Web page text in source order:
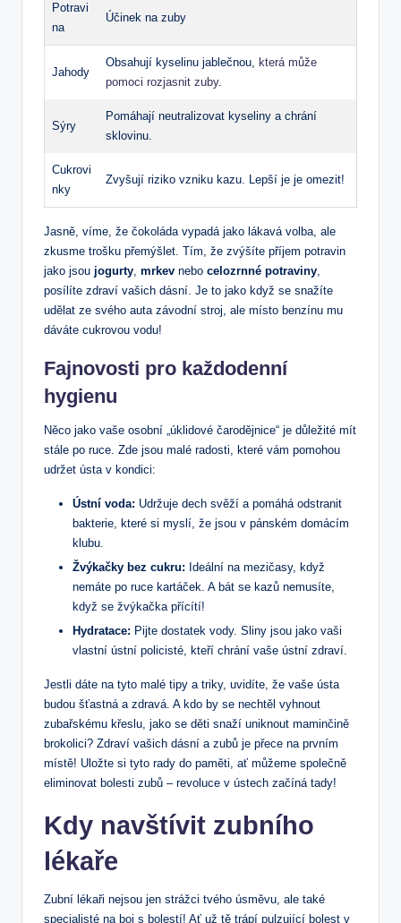
Potravi
na
Účinek na zuby
Jahody
Obsahují kyselinu jablečnou, která může
pomoci rozjasnit zuby.
Sýry
Pomáhají neutralizovat kyseliny a chrání
sklovinu.
Cukrovi
nky
Zvyšují riziko vzniku kazu. Lepší je je omezit!
Jasně, víme, že čokoláda vypadá jako lákavá volba, ale
zkusme trošku přemýšlet. Tím, že zvýšíte příjem potravin
jako jsou jogurty, mrkev nebo celozrnné potraviny,
posílíte zdraví vašich dásní. Je to jako když se snažíte
udělat ze svého auta závodní stroj, ale místo benzínu mu
dáváte cukrovou vodu!
Fajnovosti pro každodenní
hygienu
Něco jako vaše osobní „úklidové čarodějnice“ je důležité mít
stále po ruce. Zde jsou malé radosti, které vám pomohou
udržet ústa v kondici:
Ústní voda: Udržuje dech svěží a pomáhá odstranit
bakterie, které si myslí, že jsou v pánském domácím
klubu.
Žvýkačky bez cukru: Ideální na mezičasy, když
nemáte po ruce kartáček. A bát se kazů nemusíte,
když se žvýkačka přícítí!
Hydratace: Pijte dostatek vody. Sliny jsou jako vaši
vlastní ústní policisté, kteří chrání vaše ústní zdraví.
Jestli dáte na tyto malé tipy a triky, uvidíte, že vaše ústa
budou šťastná a zdravá. A kdo by se nechtěl vyhnout
zubařskému křeslu, jako se děti snaží uniknout maminčině
brokolici? Zdraví vašich dásní a zubů je přece na prvním
místě! Uložte si tyto rady do paměti, ať můžeme společně
eliminovat bolesti zubů – revoluce v ústech začíná tady!
Kdy navštívit zubního
lékaře
Zubní lékaři nejsou jen strážci tvého úsměvu, ale také
specialisté na boj s bolestí! Ať už tě trápí pulzující bolest v